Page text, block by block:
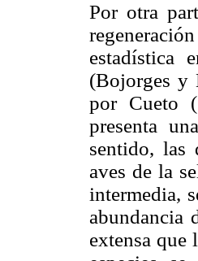
Por otra
estadística
(Bojorges y
por Cueto
presenta
sentido, las
aves de la
intermedia,
abundancia
extensa que